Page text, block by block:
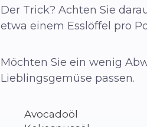
Der Trick? Achten Sie
etwa einem Esslöffel pro
Möchten Sie ein wenig
Lieblingsgemüse passen.
Avocadoöl